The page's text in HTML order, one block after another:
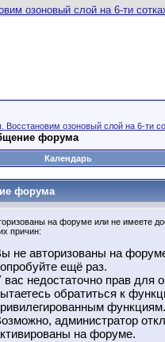
Восстановим озоновый слой на 6-ти
форума
Календарь
форума
на форуме или не имеете
причин:
не авторизованы на
ещё раз.
вас недостаточно прав для
обратиться к
функциям.
администратор
на форуме.